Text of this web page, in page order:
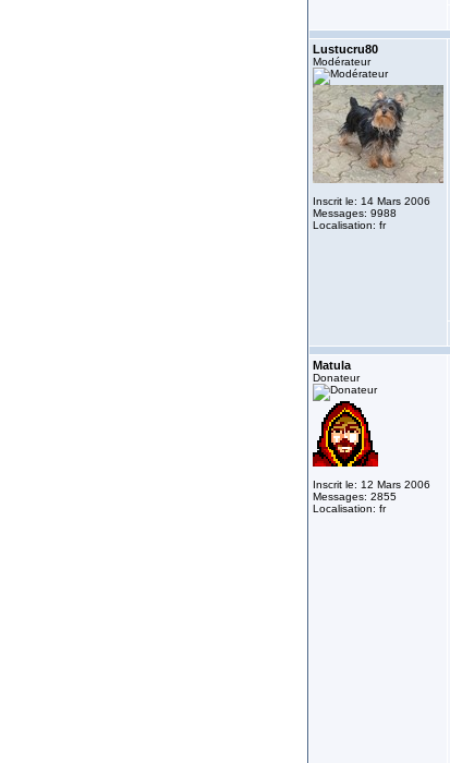
Lustucru80
Modérateur
Inscrit le: 14 Mars 2006
Messages: 9988
Localisation: fr
Matula
Donateur
Inscrit le: 12 Mars 2006
Messages: 2855
Localisation: fr